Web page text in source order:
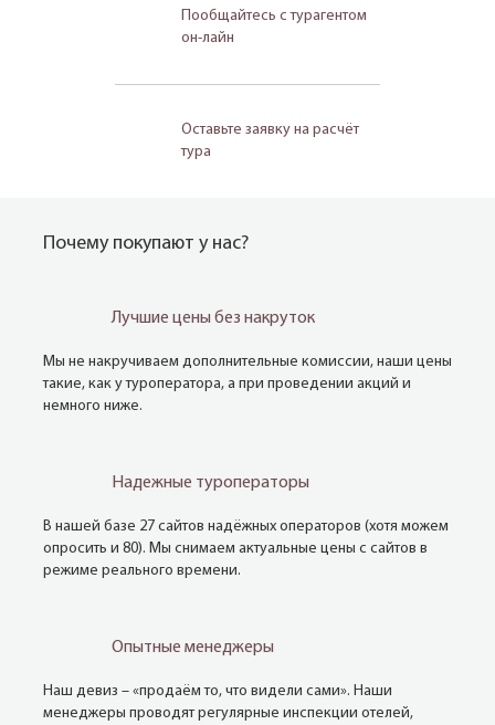
Пообщайтесь с турагентом
он-лайн
Оставьте заявку на расчёт
тура
Почему покупают у нас?
Лучшие цены без накруток
Мы не накручиваем дополнительные комиссии, наши цены
такие, как у туроператора, а при проведении акций и
немного ниже.
Надежные туроператоры
В нашей базе 27 сайтов надёжных операторов (хотя можем
опросить и 80). Мы снимаем актуальные цены с сайтов в
режиме реального времени.
Опытные менеджеры
Наш девиз – «продаём то, что видели сами». Наши
менеджеры проводят регулярные инспекции отелей,